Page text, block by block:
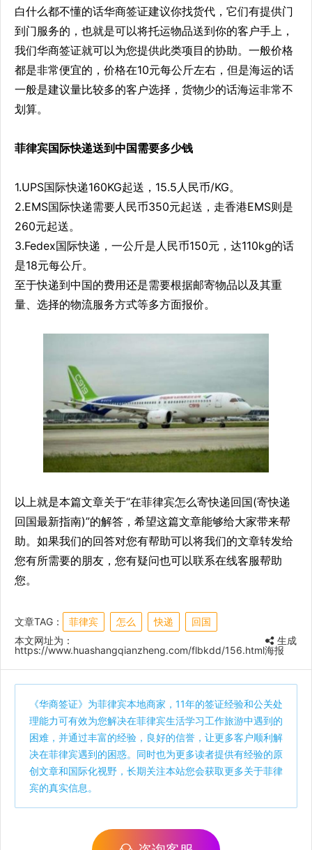
白什么都不懂的话华商签证建议你找货代，它们有提供门
到门服务的，也就是可以将托运物品送到你的客户手上，
我们华商签证就可以为您提供此类项目的协助。一般价格
都是非常便宜的，价格在10元每公斤左右，但是海运的话
一般是建议量比较多的客户选择，货物少的话海运非常不
划算。
菲律宾国际快递送到中国需要多少钱
1.UPS国际快递160KG起送，15.5人民币/KG。
2.EMS国际快递需要人民币350元起送，走香港EMS则是
260元起送。
3.Fedex国际快递，一公斤是人民币150元，达110kg的话
是18元每公斤。
至于快递到中国的费用还是需要根据邮寄物品以及其重
量、选择的物流服务方式等多方面报价。
以上就是本篇文章关于“在菲律宾怎么寄快递回国(寄快递
回国最新指南)”的解答，希望这篇文章能够给大家带来帮
助。如果我们的回答对您有帮助可以将我们的文章转发给
您有所需要的朋友，您有疑问也可以联系在线客服帮助
您。
文章TAG： 菲律宾 怎么 快递
回国
本文网址为：
https://www.huashangqianzheng.com/flbkdd/156.html
生成
海报
《华商签证》为菲律宾本地商家，11年的签证经验和公关处
理能力可有效为您解决在菲律宾生活学习工作旅游中遇到的
困难，并通过丰富的经验，良好的信誉，让更多客户顺利解
决在菲律宾遇到的困惑。同时也为更多读者提供有经验的原
创文章和国际化视野，长期关注本站您会获取更多关于菲律
宾的真实信息。